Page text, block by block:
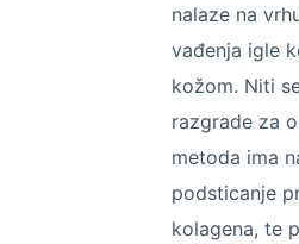
nalaze na
vađenja igle
kožom. Niti
razgrade za
metoda ima
podsticanje
kolagena, te